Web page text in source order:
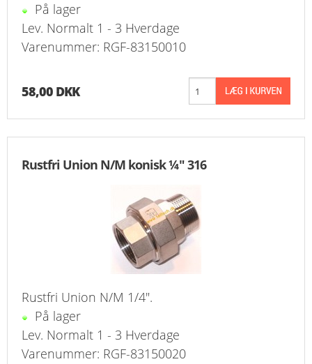
BEFÆSTIGELSE
BESPÆNDING, GUMMIDELE M.M.
BEARBEJDNING, MONTAGE & HAVEARBEJDE
MATERIEL HÅNDTERING
FORSIDE
TILBUD
PROFIL
På lager
Lev. Normalt 1 - 3 Hverdage
Varenummer: RGF-83150010
58,00 DKK
Rustfri Union N/M konisk ¼" 316
Rustfri Union N/M 1/4".
På lager
Lev. Normalt 1 - 3 Hverdage
Varenummer: RGF-83150020